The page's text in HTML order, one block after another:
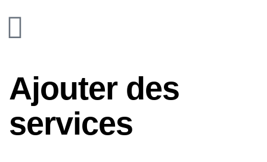
Ajouter des
services